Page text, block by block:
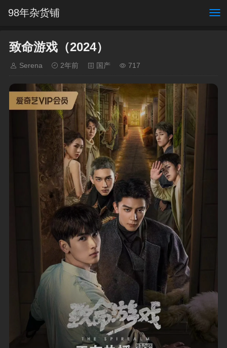
98年杂货铺
致命游戏（2024）
Serena 2年前 国产 717